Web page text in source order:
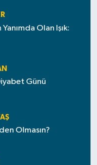
Olan Işık:
Günü
Olmasın?